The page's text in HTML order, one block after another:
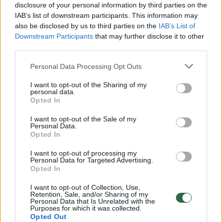
disclosure of your personal information by third parties on the
IAB’s list of downstream participants. This information may
also be disclosed by us to third parties on the IAB’s List of
Downstream Participants that may further disclose it to other
Personal Data Processing Opt Outs
I want to opt-out of the Sharing of my
personal data.
Opted In
I want to opt-out of the Sale of my
Personal Data.
Opted In
I want to opt-out of processing my
Personal Data for Targeted Advertising.
Opted In
I want to opt-out of Collection, Use,
Retention, Sale, and/or Sharing of my
Personal Data that Is Unrelated with the
Purposes for which it was collected.
Opted Out
įmonės bei privatūs asmenys.
Anot M.Gruzdienės, pirmaisiais fondo veiklos
iki šiol – „Iki“ darbuotojams primenama ne tik
fondo paskirtis, bet ir galimybė prisidėti
patiems. Anot pašnekovės, įmonės
darbuotojai puikiai žino, kad bet kada gali
kreiptis pagalbos į ją arba „Iki“ Žmonių ir
M.Milė pasakoja, kad „VeIKIme drauge“